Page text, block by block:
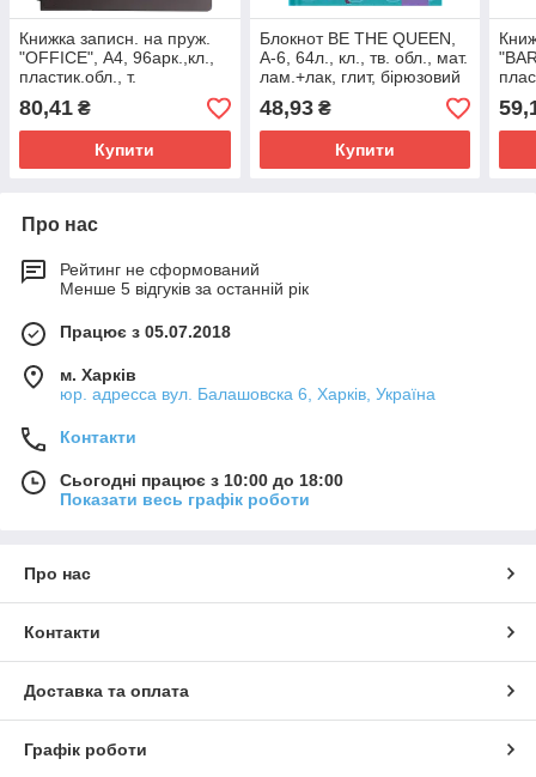
Книжка записн. на пруж.
"OFFICE", А4, 96арк.,кл.,
пластик.обл., т.
80,41 ₴
Купити
Блокнот BE THE QUEEN,
А-6, 64л., кл., тв. обл., мат.
лам.+лак, глит, бірюзовий
48,93₴
Купити
Про нас
Рейтинг не сформований
Менше 5 відгуків за останній рік
Працює з 05.07.2018
м. Харків
юр. адресса вул. Балашовска 6, Харків, Україна
Контакти
Сьогодні працює з 10:00 до 18:00
Показати весь графік роботи
Про нас
Контакти
Доставка та оплата
Графік роботи